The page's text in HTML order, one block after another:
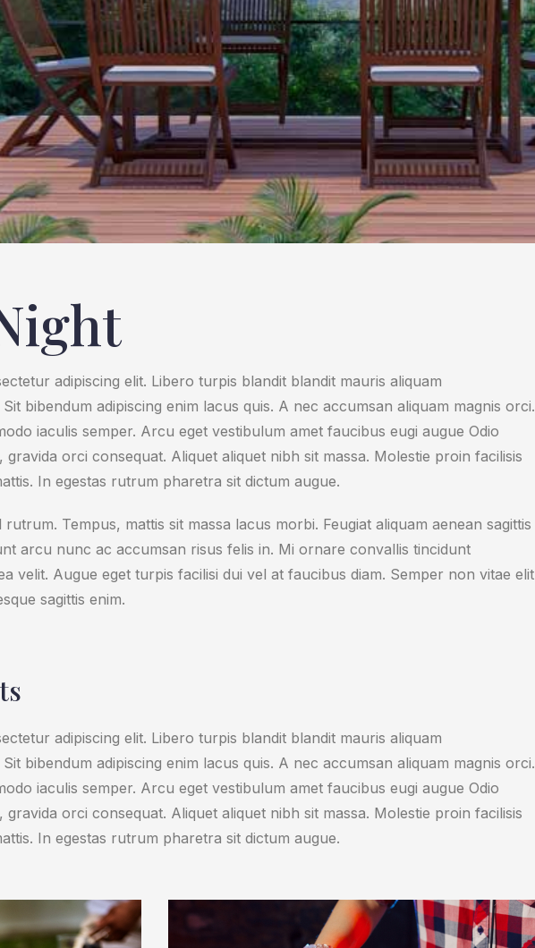
adipiscing elit. Libero turpis blandit blandit mauris aliquam
bibendum adipiscing enim lacus quis. A nec accumsan aliquam magnis orci.
iaculis semper. Arcu eget vestibulum amet faucibus eugi augue Odio
orci consequat. Aliquet aliquet nibh sit massa. Molestie proin facilisis
In egestas rutrum pharetra sit dictum augue.
Tempus, mattis sit massa lacus morbi. Feugiat aliquam aenean sagittis
arcu nunc ac accumsan risus felis in. Mi ornare convallis tincidunt
velit. Augue eget turpis facilisi dui vel at faucibus diam. Semper non vitae elit
sagittis enim.
adipiscing elit. Libero turpis blandit blandit mauris aliquam
bibendum adipiscing enim lacus quis. A nec accumsan aliquam magnis orci.
iaculis semper. Arcu eget vestibulum amet faucibus eugi augue Odio
orci consequat. Aliquet aliquet nibh sit massa. Molestie proin facilisis
In egestas rutrum pharetra sit dictum augue.